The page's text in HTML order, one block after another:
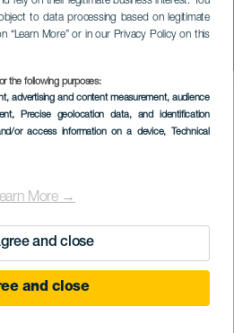
to data processing based on legitimate
“Learn More” or in our Privacy Policy on this
the following purposes:
advertising and content measurement, audience
, Precise geolocation data, and identification
or access information on a device, Technical
More →
and close
and close
compañía